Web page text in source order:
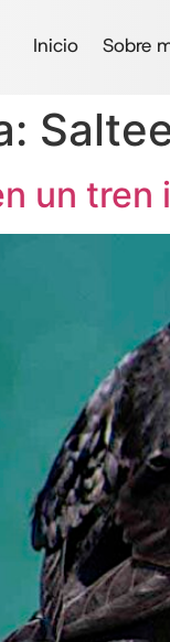
Inicio Sobre
un tren